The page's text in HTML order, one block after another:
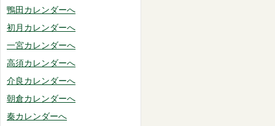
鴨田カレンダーへ
初月カレンダーへ
一宮カレンダーへ
高須カレンダーへ
介良カレンダーへ
朝倉カレンダーへ
秦カレンダーへ